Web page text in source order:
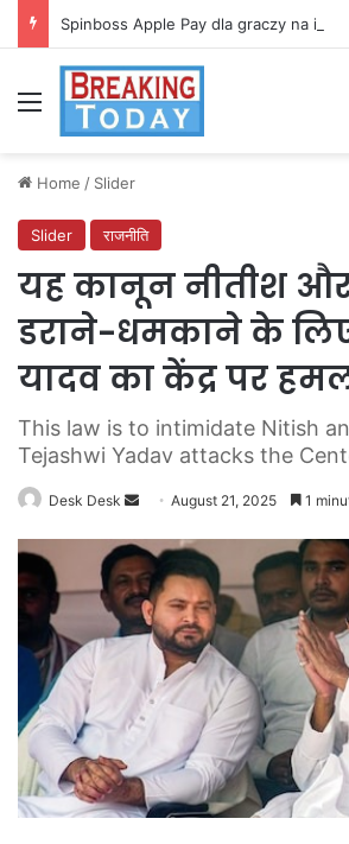
Spinboss Apple Pay dla graczy na
Menu
Home / Slider
Slider राजनीति
यह कानून नीतीश
डराने-धमकाने के
यादव का केंद्र पर
This law is to intimidate Nitish
Tejashwi Yadav attacks the
Desk Desk
Send
email
August 21, 2025 1